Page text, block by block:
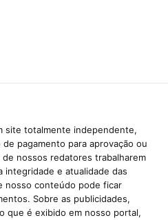
site totalmente independente,
pagamento para aprovação ou
nossos redatores trabalharem
integridade e atualidade das
nosso conteúdo pode ficar
Sobre as publicidades,
que é exibido em nosso portal,